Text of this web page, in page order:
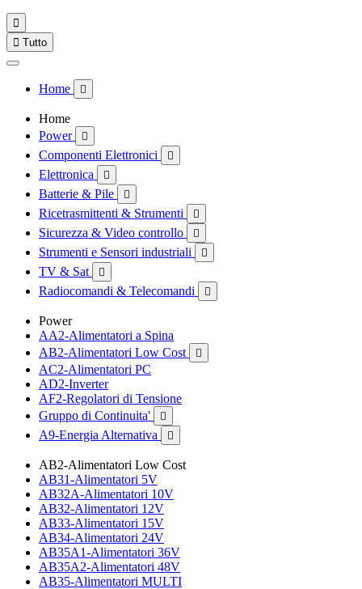

 Tutto
Home 
Home
Power

Componenti Elettronici 
Elettronica 
Batterie & Pile 
Ricetrasmittenti & Strumenti 
Sicurezza & Video controllo 
Strumenti e Sensori industriali 
TV & Sat 
Radiocomandi & Telecomandi 
Power
AA2-Alimentatori a Spina
AB2-Alimentatori Low Cost

AC2-Alimentatori PC
AD2-Inverter
AF2-Regolatori di Tensione
Gruppo di Continuita'

A9-Energia Alternativa 
AB2-Alimentatori Low Cost
AB31-Alimentatori 5V
AB32A-Alimentatori 10V
AB32-Alimentatori 12V
AB33-Alimentatori 15V
AB34-Alimentatori 24V
AB35A1-Alimentatori 36V
AB35A2-Alimentatori 48V
AB35-Alimentatori MULTI